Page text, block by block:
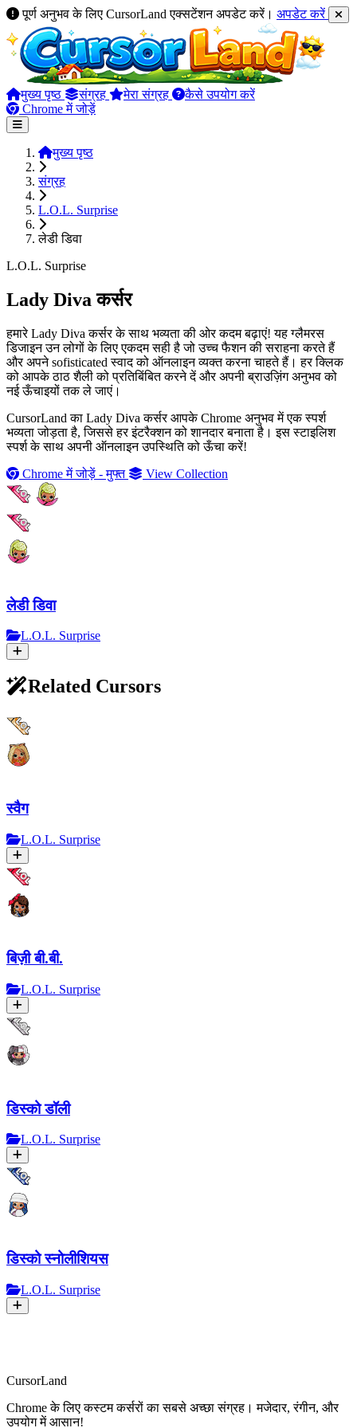
पूर्ण अनुभव के लिए CursorLand एक्सटेंशन अपडेट करें। अपडेट करें
मुख्य पृष्ठ संग्रह मेरा संग्रह
कैसे उपयोग करें
Chrome में जोड़ें
मुख्य पृष्ठ
संग्रह
L.O.L. Surprise
लेडी डिवा
L.O.L. Surprise
Lady Diva कर्सर
हमारे Lady Diva कर्सर के साथ भव्यता की ओर कदम बढ़ाएं! यह ग्लैमरस
डिजाइन उन लोगों के लिए एकदम सही है जो उच्च फैशन की सराहना करते हैं
और अपने sofisticated स्वाद को ऑनलाइन व्यक्त करना चाहते हैं। हर क्लिक
को आपके ठाठ शैली को प्रतिबिंबित करने दें और अपनी ब्राउज़िंग अनुभव को
नई ऊँचाइयों तक ले जाएं।
CursorLand का Lady Diva कर्सर आपके Chrome अनुभव में एक स्पर्श
भव्यता जोड़ता है, जिससे हर इंटरैक्शन को शानदार बनाता है। इस स्टाइलिश
स्पर्श के साथ अपनी ऑनलाइन उपस्थिति को ऊँचा करें!
Chrome में जोड़ें - मुफ्त
View Collection
लेडी डिवा
L.O.L. Surprise
Related Cursors
स्वैग
L.O.L. Surprise
बिज़ी बी.बी.
L.O.L. Surprise
डिस्को डॉली
L.O.L. Surprise
डिस्को स्नोलीशियस
L.O.L. Surprise
CursorLand
Chrome के लिए कस्टम कर्सरों का सबसे अच्छा संग्रह। मजेदार, रंगीन, और
उपयोग में आसान!